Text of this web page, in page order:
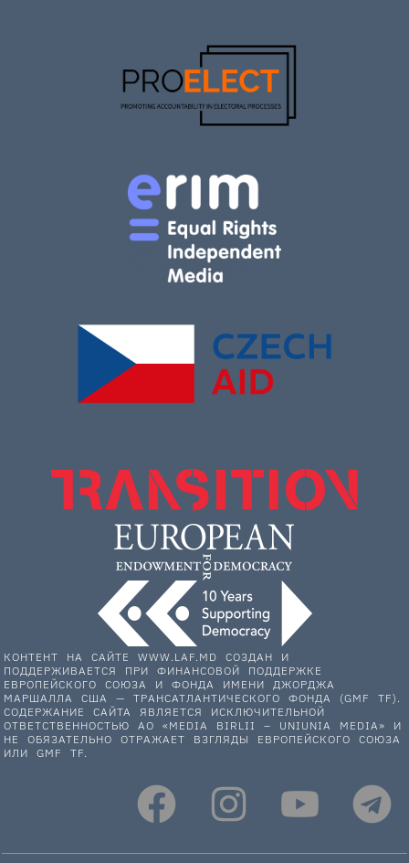
КОНТЕНТ НА САЙТЕ WWW.LAF.MD СОЗДАН И
ПОДДЕРЖИВАЕТСЯ ПРИ ФИНАНСОВОЙ ПОДДЕРЖКЕ
ЕВРОПЕЙСКОГО СОЮЗА И ФОНДА ИМЕНИ ДЖОРДЖА
МАРШАЛЛА США — ТРАНСАТЛАНТИЧЕСКОГО ФОНДА (GMF TF).
СОДЕРЖАНИЕ САЙТА ЯВЛЯЕТСЯ ИСКЛЮЧИТЕЛЬНОЙ
ОТВЕТСТВЕННОСТЬЮ АО «MEDIA BIRLII – UNIUNIA MEDIA» И
НЕ ОБЯЗАТЕЛЬНО ОТРАЖАЕТ ВЗГЛЯДЫ ЕВРОПЕЙСКОГО СОЮЗА
ИЛИ GMF TF.